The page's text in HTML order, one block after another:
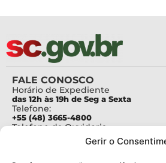
Gerir o
FALE CONOSCO
Horário de Expediente
das 12h às 19h de Seg a Sexta
Telefone:
+55 (48) 3665-4800
Telefone da Ouvidoria